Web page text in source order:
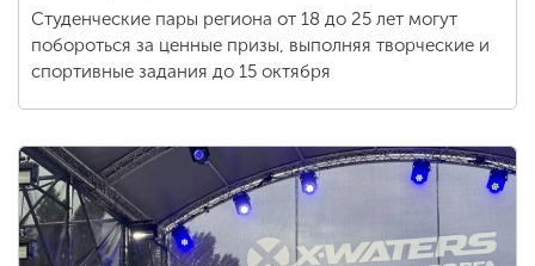
Студенческие пары региона от 18 до 25 лет могут
побороться за ценные призы, выполняя творческие и
спортивные задания до 15 октября